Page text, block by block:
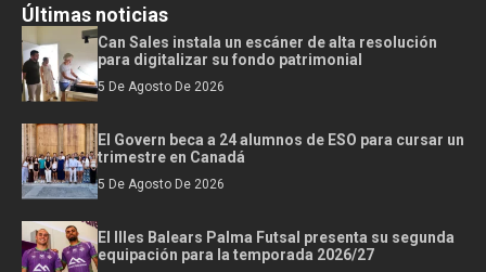
Últimas noticias
Can Sales instala un escáner de alta resolución
para digitalizar su fondo patrimonial
5 De Agosto De 2026
El Govern beca a 24 alumnos de ESO para cursar un
trimestre en Canadá
5 De Agosto De 2026
El Illes Balears Palma Futsal presenta su segunda
equipación para la temporada 2026/27